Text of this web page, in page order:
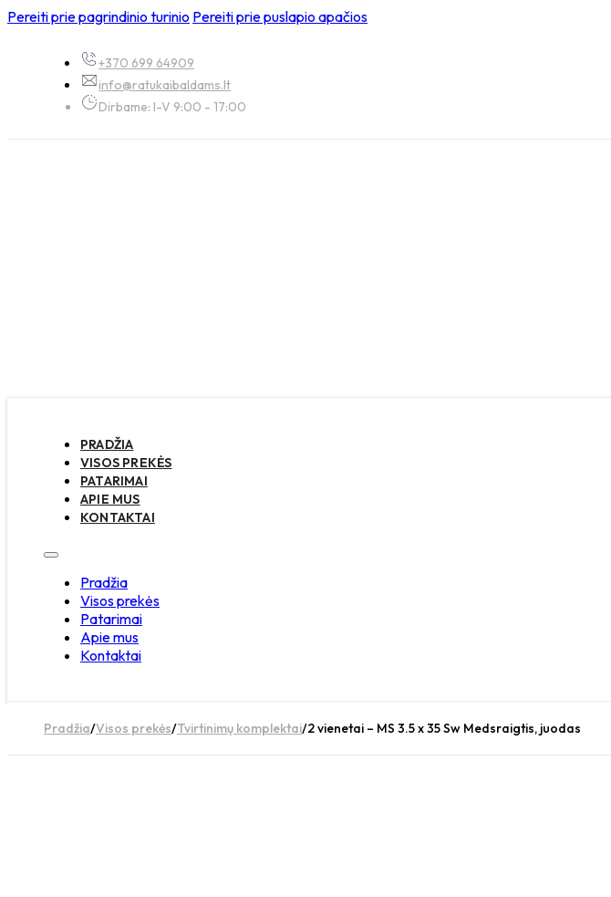
Pereiti prie pagrindinio turinio Pereiti prie puslapio apačios
+370 699 64909
info@ratukaibaldams.lt
Dirbame: I-V 9:00 - 17:00
PRADŽIA
VISOS PREKĖS
PATARIMAI
APIE MUS
KONTAKTAI
Pradžia
Visos prekės
Patarimai
Apie mus
Kontaktai
Pradžia/Visos prekės/Tvirtinimų komplektai/2 vienetai – MS 3.5 x 35 Sw Medsraigtis, juodas